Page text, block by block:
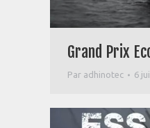
Grand Prix
Par adhinotec 6